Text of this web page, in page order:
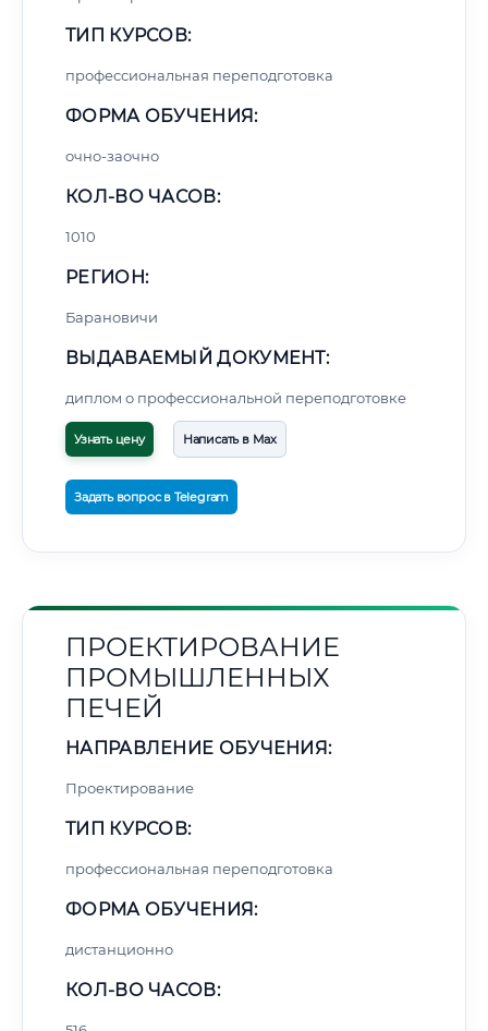
ТИП КУРСОВ:
профессиональная переподготовка
ФОРМА ОБУЧЕНИЯ:
очно-заочно
КОЛ-ВО ЧАСОВ:
1010
РЕГИОН:
Барановичи
ВЫДАВАЕМЫЙ ДОКУМЕНТ:
диплом о профессиональной переподготовке
Узнать цену Написать в Max
Задать вопрос в Telegram
ПРОЕКТИРОВАНИЕ
ПРОМЫШЛЕННЫХ
ПЕЧЕЙ
НАПРАВЛЕНИЕ ОБУЧЕНИЯ:
Проектирование
ТИП КУРСОВ:
профессиональная переподготовка
ФОРМА ОБУЧЕНИЯ:
дистанционно
КОЛ-ВО ЧАСОВ: